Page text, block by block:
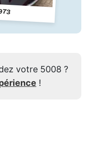
votre 5008 ?
!